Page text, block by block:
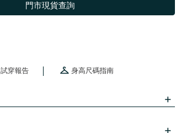
門市現貨查詢
試穿報告 身高尺碼指南